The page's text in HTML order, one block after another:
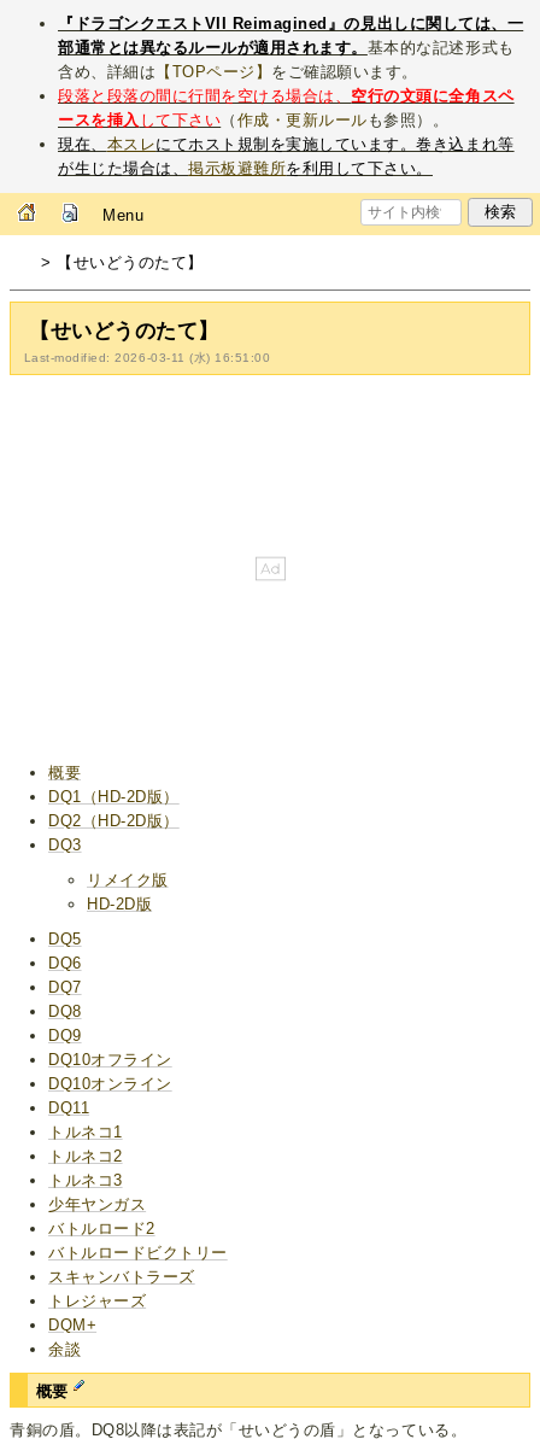
『ドラゴンクエストVII Reimagined』の見出しに関しては、一
部通常とは異なるルールが適用されます。 基本的な記述形式も
含め、詳細は 【TOPページ】 をご確認願います。
段落と段落の間に行間を空ける場合は、 空行の文頭に全角スペ
ースを挿入 して下さい （ 作成・更新ルール も参照）。
現在、 本スレにてホスト規制を実施しています。巻き込まれ等
が生じた場合は、掲示板避難所を利用して下さい。
Menu
> 【せいどうのたて】
【せいどうのたて】
Last-modified: 2026-03-11 (水) 16:51:00
概要
DQ1（HD-2D版）
DQ2（HD-2D版）
DQ3
リメイク版
HD-2D版
DQ5
DQ6
DQ7
DQ8
DQ9
DQ10オフライン
DQ10オンライン
DQ11
トルネコ1
トルネコ2
トルネコ3
少年ヤンガス
バトルロード2
バトルロードビクトリー
スキャンバトラーズ
トレジャーズ
DQM+
余談
概要
青銅の盾。DQ8以降は表記が「せいどうの盾」となっている。